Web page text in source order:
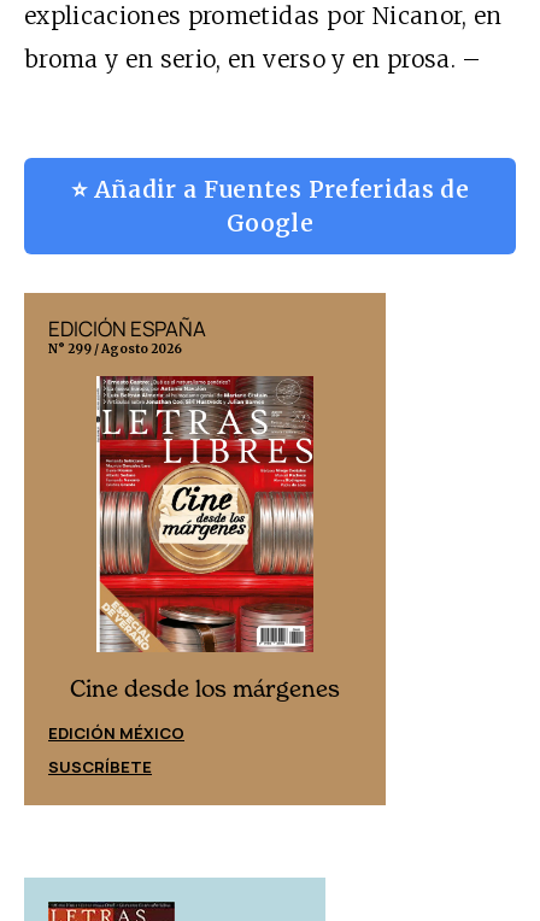
explicaciones prometidas por Nicanor, en
broma y en serio, en verso y en prosa. –
⭐ Añadir a Fuentes Preferidas de
Google
EDICIÓN ESPAÑA
N° 299 / Agosto 2026
Cine desde los márgenes
EDICIÓN MÉXICO
SUSCRÍBETE